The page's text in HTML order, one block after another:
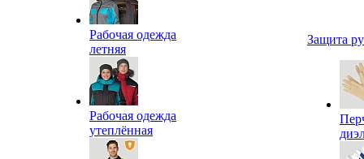
Рабочая одежда
летняя
Рабочая одежда
утеплённая
Защита